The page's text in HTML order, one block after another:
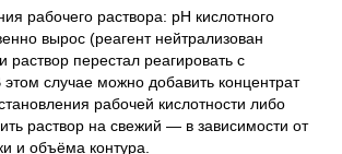
рабочего раствора: pH кислотного
вырос (реагент нейтрализован
перестал реагировать с
случае можно добавить концентрат
рабочей кислотности либо
раствор на свежий — в зависимости от
и объёма контура.